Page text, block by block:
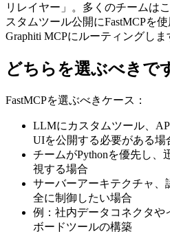
リレイヤー」。多くのチームは
スタムツール公開にFastMCPを
Graphiti MCPにルーティングしま
どちらを選ぶべきで
FastMCPを選ぶべきケース：
LLMにカスタムツール、
UIを公開する必要がある場
チームがPythonを優先し、
視する場合
サーバーアーキテクチャ
全に制御したい場合
例：社内データコネクタや
ボードツールの構築